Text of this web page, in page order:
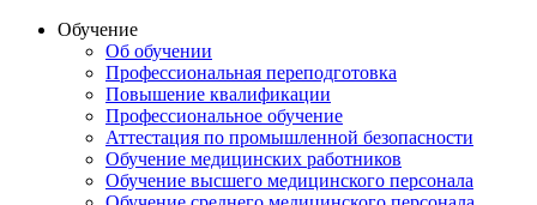
Обучение
Об обучении
Профессиональная переподготовка
Повышение квалификации
Профессиональное обучение
Аттестация по промышленной безопасности
Обучение медицинских работников
Обучение высшего медицинского персонала